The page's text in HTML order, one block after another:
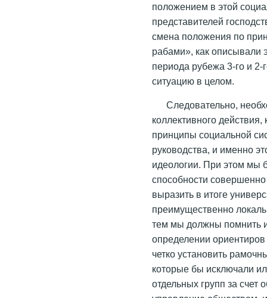
положением в этой
представителей
смена положения по
рабами», как описывали
периода рубежа 3-го и
ситуацию в целом.
Следовательно,
коллективного
принципы социальной
руководства, и именно
идеологии. При этом мы
способности
выразить в итоге
преимущественно
тем мы должны помнить
определении ориентиров
четко установить
которые бы исключали
отдельных групп за